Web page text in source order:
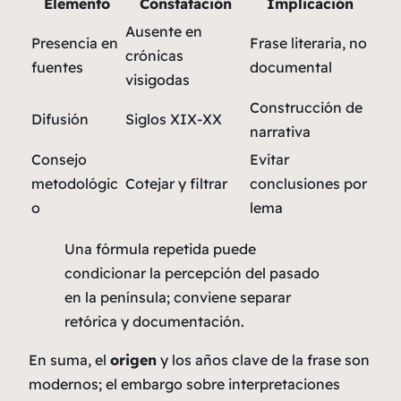
Presencia en
fuentes
Ausente en
crónicas
visigodas
Frase literaria, no
documental
Difusión Siglos XIX-XX
Construcción de
narrativa
Consejo
metodológic
o
Cotejar y filtrar
Evitar
conclusiones por
lema
Una fórmula repetida puede
condicionar la percepción del pasado
en la península; conviene separar
retórica y documentación.
En suma, el origen y los años clave de la frase son
modernos; el embargo sobre interpretaciones